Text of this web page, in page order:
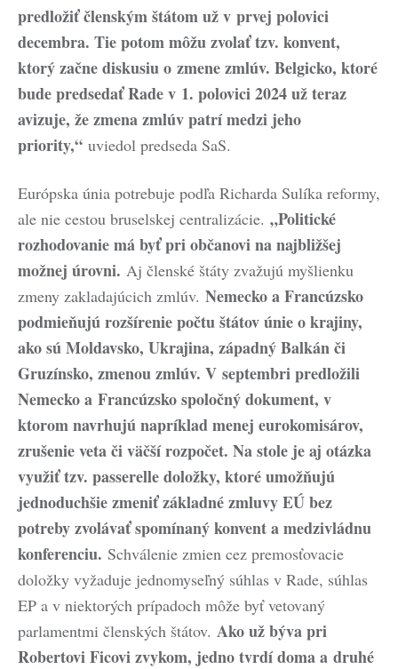
predložiť členským štátom už v prvej polovici
decembra. Tie potom môžu zvolať tzv. konvent,
ktorý začne diskusiu o zmene zmlúv. Belgicko, ktoré
bude predsedať Rade v 1. polovici 2024 už teraz
avizuje, že zmena zmlúv patrí medzi jeho
priority,“ uviedol predseda SaS.
Európska únia potrebuje podľa Richarda Sulíka reformy,
ale nie cestou bruselskej centralizácie. „Politické
rozhodovanie má byť pri občanovi na najbližšej
možnej úrovni. Aj členské štáty zvažujú myšlienku
zmeny zakladajúcich zmlúv. Nemecko a Francúzsko
podmieňujú rozšírenie počtu štátov únie o krajiny,
ako sú Moldavsko, Ukrajina, západný Balkán či
Gruzínsko, zmenou zmlúv. V septembri predložili
Nemecko a Francúzsko spoločný dokument, v
ktorom navrhujú napríklad menej eurokomisárov,
zrušenie veta či väčší rozpočet. Na stole je aj otázka
využiť tzv. passerelle doložky, ktoré umožňujú
jednoduchšie zmeniť základné zmluvy EÚ bez
potreby zvolávať spomínaný konvent a medzivládnu
konferenciu. Schválenie zmien cez premosťovacie
doložky vyžaduje jednomyseľný súhlas v Rade, súhlas
EP a v niektorých prípadoch môže byť vetovaný
parlamentmi členských štátov. Ako už býva pri
Robertovi Ficovi zvykom, jedno tvrdí doma a druhé